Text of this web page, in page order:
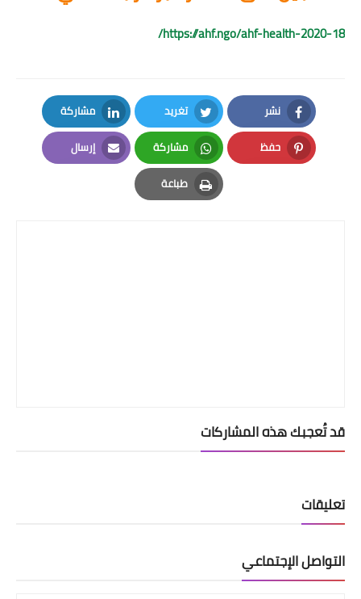
https://ahf.ngo/ahf-health-2020-18/
نشر
Facebook
تغريد
Twitter
مشاركة
LinkedIn
حفظ
Pinterest
مشاركة
Whatsapp
إرسال
Email
طباعة
Print
قد تُعجبك هذه المشاركات
تعليقات
التواصل الإجتماعي